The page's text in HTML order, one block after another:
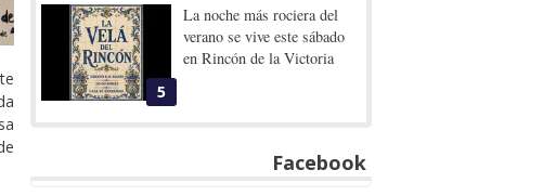
5
La noche más rociera del
verano se vive este sábado
en Rincón de la Victoria
Facebook